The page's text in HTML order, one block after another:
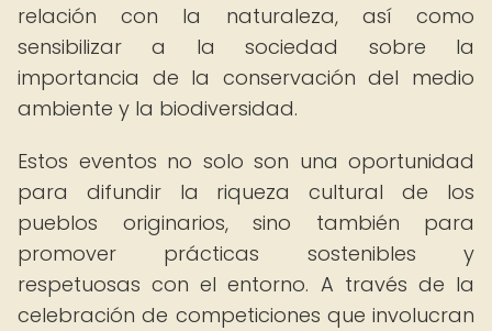
relación con la naturaleza, así como
sensibilizar a la sociedad sobre la
importancia de la conservación del medio
ambiente y la biodiversidad.
Estos eventos no solo son una oportunidad
para difundir la riqueza cultural de los
pueblos originarios, sino también para
promover prácticas sostenibles y
respetuosas con el entorno. A través de la
celebración de competiciones que involucran